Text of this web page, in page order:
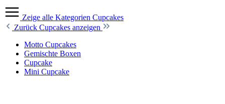
Zeige alle Kategorien Cupcakes
Zurück Cupcakes anzeigen
Motto Cupcakes
Gemischte Boxen
Cupcake
Mini Cupcake